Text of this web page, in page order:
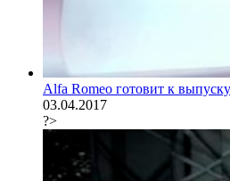
Alfa Romeo готовит к
03.04.2017
?>